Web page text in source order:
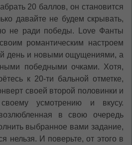
20 баллов, он становится
давайте не будем скрывать,
не ради победы. Love Фанты
романтическим настроем
день и новыми ощущениями, а
победными очками. Хотя,
к 20-ти бальной отметке,
своей второй половинки и
усмотрению и вкусу.
в свою очередь
выбранное вами задание,
нельзя. И поверьте, от этого в